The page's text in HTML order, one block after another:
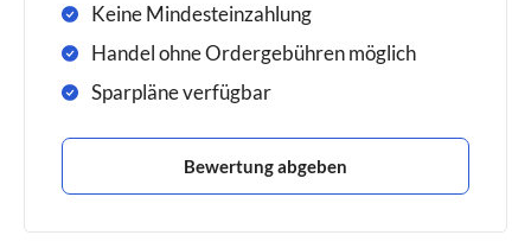
Keine Mindesteinzahlung
Handel ohne Ordergebühren möglich
Sparpläne verfügbar
Bewertung abgeben